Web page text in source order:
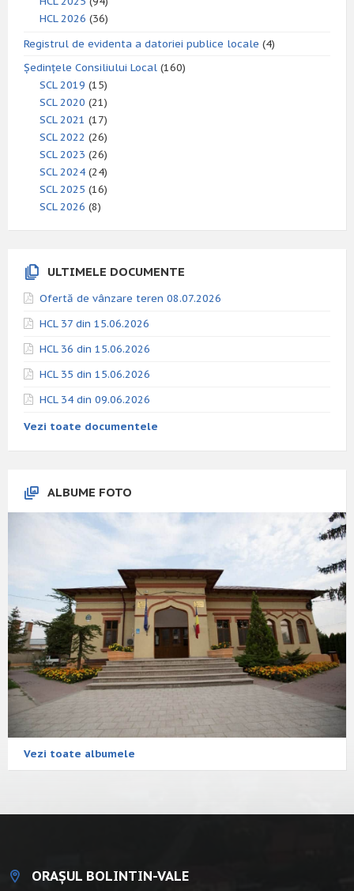
HCL 2026 (36)
Registrul de evidenta a datoriei publice locale (4)
Ședințele Consiliului Local (160)
SCL 2019 (15)
SCL 2020 (21)
SCL 2021 (17)
SCL 2022 (26)
SCL 2023 (26)
SCL 2024 (24)
SCL 2025 (16)
SCL 2026 (8)
ULTIMELE DOCUMENTE
Ofertă de vânzare teren 08.07.2026
HCL 37 din 15.06.2026
HCL 36 din 15.06.2026
HCL 35 din 15.06.2026
HCL 34 din 09.06.2026
Vezi toate documentele
ALBUME FOTO
Vezi toate albumele
ORAȘUL BOLINTIN-VALE